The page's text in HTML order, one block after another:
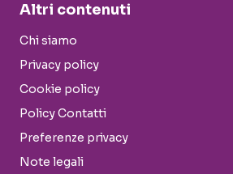
Altri contenuti
Chi siamo
Privacy policy
Cookie policy
Policy Contatti
Preferenze privacy
Note legali